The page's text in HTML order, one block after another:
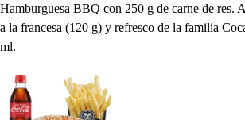
Hamburguesa BBQ con 250 g de carne de res.
a la francesa (120 g) y refresco de la familia
ml.